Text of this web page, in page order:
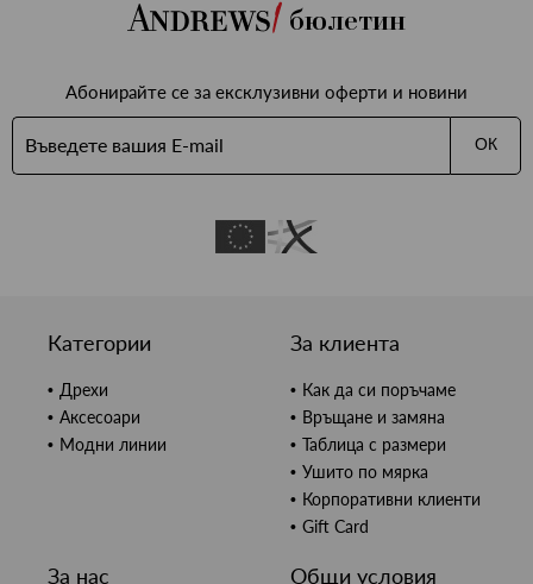
бюлетин
Абонирайте се за ексклузивни оферти и новини
ОК
Категории
Дрехи
Аксесоари
Модни линии
За клиента
Как да си поръчаме
Връщане и замяна
Таблица с размери
Ушито по мярка
Корпоративни клиенти
Gift Card
За нас Общи условия